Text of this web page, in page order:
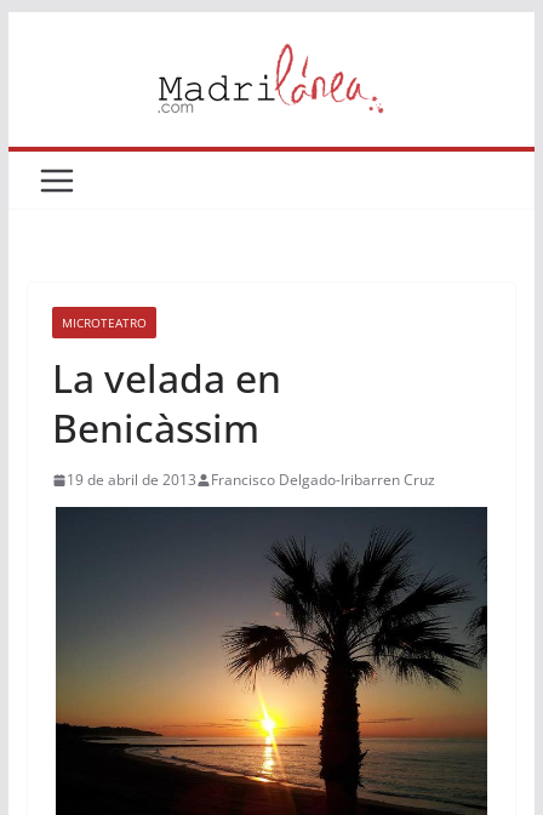
MICROTEATRO
La velada en
Benicàssim
19 de abril de 2013 Francisco Delgado-Iribarren Cruz